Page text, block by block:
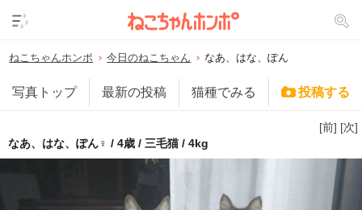
ねこちゃんホンポ 今日のねこちゃん なあ、はな、ぽん
写真トップ 最新の投稿 猫種でみる 投稿する
[前] [次]
なあ、はな、ぽん♀ / 4歳 / 三毛猫 / 4kg